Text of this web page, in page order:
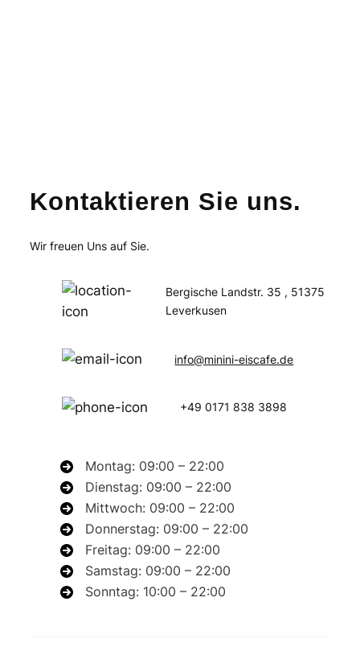
Kontaktieren Sie uns.
Wir freuen Uns auf Sie.
Bergische Landstr. 35 , 51375
Leverkusen
info@minini-eiscafe.de
+49 0171 838 3898
Montag: 09:00 – 22:00
Dienstag: 09:00 – 22:00
Mittwoch: 09:00 – 22:00
Donnerstag: 09:00 – 22:00
Freitag: 09:00 – 22:00
Samstag: 09:00 – 22:00
Sonntag: 10:00 – 22:00